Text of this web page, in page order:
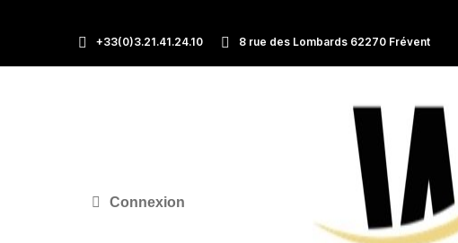
+33(0)3.21.41.24.10 8 rue des Lombards 62270 Frévent
Connexion